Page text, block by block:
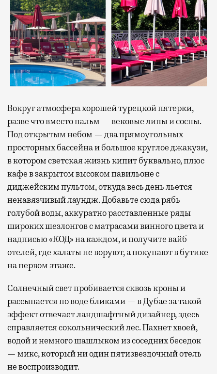
Вокруг атмосфера хорошей турецкой пятерки,
разве что вместо пальм — вековые липы и сосны.
Под открытым небом — два прямоугольных
просторных бассейна и большое круглое джакузи,
в котором светская жизнь кипит буквально, плюс
кафе в закрытом высоком павильоне с
диджейским пультом, откуда весь день льется
ненавязчивый лаундж. Добавьте сюда рябь
голубой воды, аккуратно расставленные ряды
широких шезлонгов с матрасами винного цвета и
надписью «КОД» на каждом, и получите вайб
отелей, где халаты не воруют, а покупают в бутике
на первом этаже.
Солнечный свет пробивается сквозь кроны и
рассыпается по воде бликами — в Дубае за такой
эффект отвечает ландшафтный дизайнер, здесь
справляется сокольнический лес. Пахнет хвоей,
водой и немного шашлыком из соседних беседок
— микс, который ни один пятизвездочный отель
не воспроизводит.